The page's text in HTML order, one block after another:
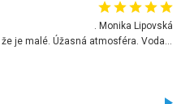
. Monika Lipovská
Úžasné prostredie, napriek tomu, že je malé. Úžasná atmosféra. Voda fantastická a nádherná. Ľudí je pomerne veľa, ale su mili a ohľaduplní. Je veľmi zaujímavé sledovať, ako dokážu spolu športovať cudzí ľudia a bez ohľadu na vek. Vládne tu pohoda. Vnuka neviem dostať z vody. Ďakujem za krásny deň . Urcite sa sem vrátim. Jediný problém je s parkovaním, ale aj ten sa mi podarilo vyriešiť. Monika Bratislava